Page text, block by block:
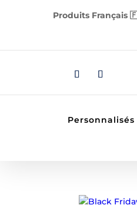
Produits Français
Personnalisés